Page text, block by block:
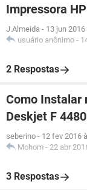
Impressora
J.Almeida - 13 jun
usuário anônimo -
2 Respostas
Como Instalar
Deskjet F 4480
seberino - 12 fev 2016
Mohom - 22 abr
3 Respostas